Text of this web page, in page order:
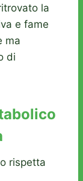
la
e fame
ma
di
rispetta